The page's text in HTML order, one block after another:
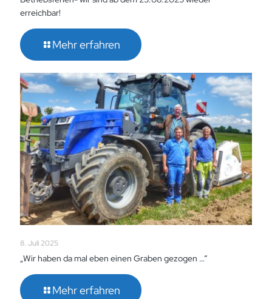
erreichbar!
Mehr erfahren
8. Juli 2025
„Wir haben da mal eben einen Graben gezogen …“
Mehr erfahren